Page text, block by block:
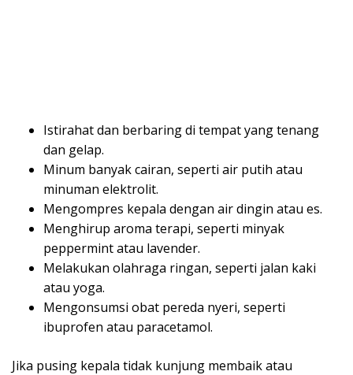
Istirahat dan berbaring di tempat yang tenang
dan gelap.
Minum banyak cairan, seperti air putih atau
minuman elektrolit.
Mengompres kepala dengan air dingin atau es.
Menghirup aroma terapi, seperti minyak
peppermint atau lavender.
Melakukan olahraga ringan, seperti jalan kaki
atau yoga.
Mengonsumsi obat pereda nyeri, seperti
ibuprofen atau paracetamol.
Jika pusing kepala tidak kunjung membaik atau